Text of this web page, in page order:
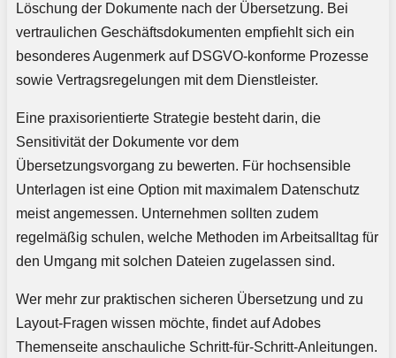
Löschung der Dokumente nach der Übersetzung. Bei
vertraulichen Geschäftsdokumenten empfiehlt sich ein
besonderes Augenmerk auf DSGVO-konforme Prozesse
sowie Vertragsregelungen mit dem Dienstleister.
Eine praxisorientierte Strategie besteht darin, die
Sensitivität der Dokumente vor dem
Übersetzungsvorgang zu bewerten. Für hochsensible
Unterlagen ist eine Option mit maximalem Datenschutz
meist angemessen. Unternehmen sollten zudem
regelmäßig schulen, welche Methoden im Arbeitsalltag für
den Umgang mit solchen Dateien zugelassen sind.
Wer mehr zur praktischen sicheren Übersetzung und zu
Layout-Fragen wissen möchte, findet auf Adobes
Themenseite anschauliche Schritt-für-Schritt-Anleitungen.